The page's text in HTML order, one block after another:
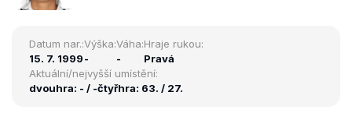
Datum nar.:
15. 7. 1999
Výška:
-
Váha:
-
Hraje rukou:
Pravá
Aktuální/nejvyšší umístění:
dvouhra: - / -čtyřhra: 63. / 27.